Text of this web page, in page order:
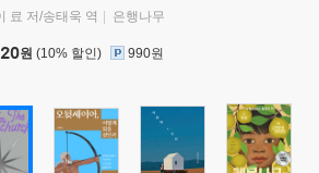
료 저/송태욱 역 은행나무
원 (10% 할인) 990원